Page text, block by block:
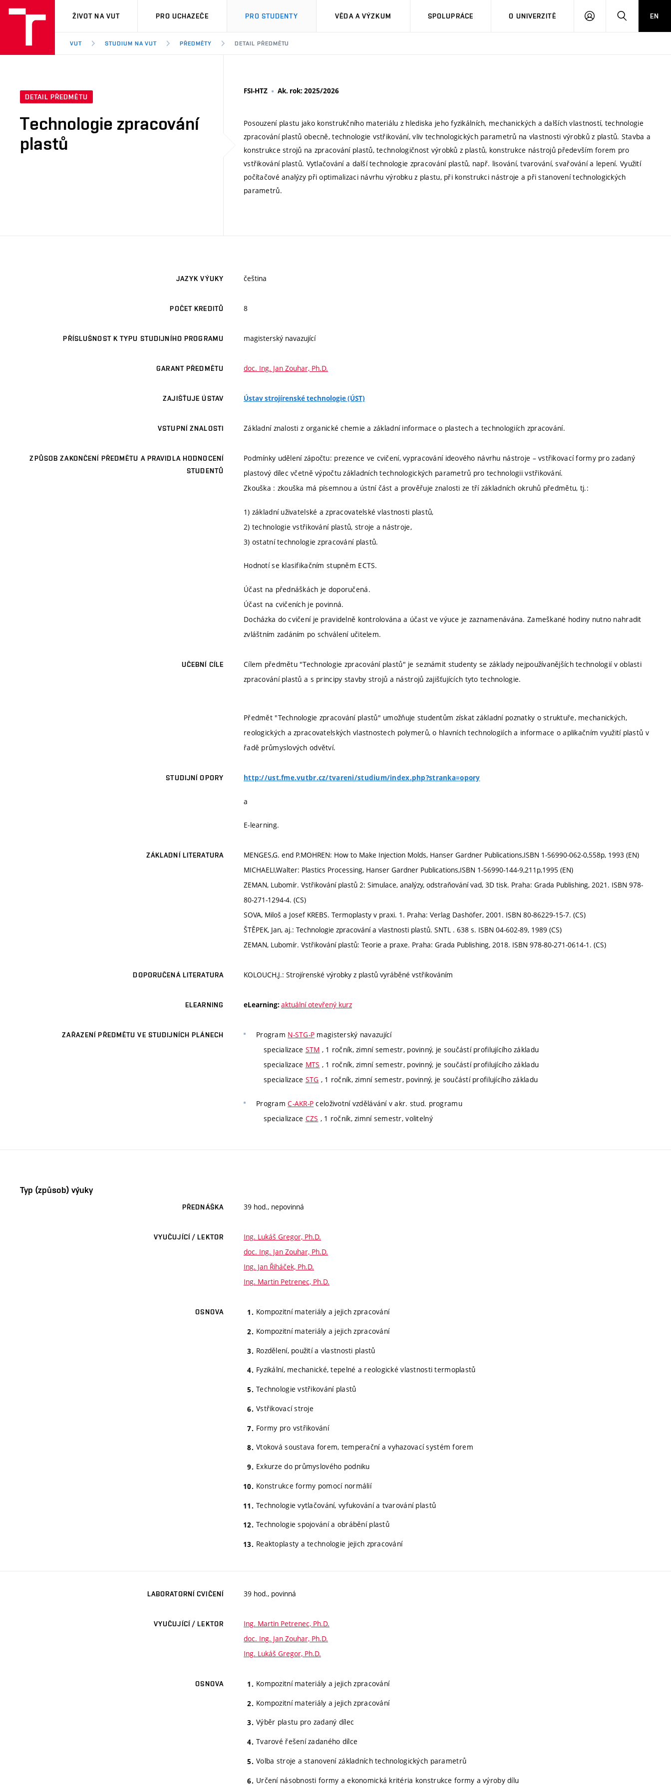
VUT
ŽIVOT NA VUT PRO UCHAZEČE PRO STUDENTY VĚDA A VÝZKUM SPOLUPRÁCE O UNIVERZITĚ
PŘIHLÁSIT HLEDATEN
VUT STUDIUM NA VUT PŘEDMĚTY DETAIL PŘEDMĚTU
DETAIL PŘEDMĚTU
Technologie zpracování
plastů
FSI-HTZ Ak. rok: 2025/2026
Posouzení plastu jako konstrukčního materiálu z hlediska jeho fyzikálních, mechanických a dalších vlastností, technologie
zpracování plastů obecně, technologie vstřikování, vliv technologických parametrů na vlastnosti výrobků z plastů. Stavba a
konstrukce strojů na zpracování plastů, technologičnost výrobků z plastů, konstrukce nástrojů především forem pro
vstřikování plastů. Vytlačování a další technologie zpracování plastů, např. lisování, tvarování, svařování a lepení. Využití
počítačové analýzy při optimalizaci návrhu výrobku z plastu, při konstrukci nástroje a při stanovení technologických
parametrů.
JAZYK VÝUKY čeština
POČET KREDITŮ 8
PŘÍSLUŠNOST K TYPU STUDIJNÍHO PROGRAMU magisterský navazující
GARANT PŘEDMĚTU doc. Ing. Jan Zouhar, Ph.D.
ZAJIŠŤUJE ÚSTAV Ústav strojírenské technologie (ÚST)
VSTUPNÍ ZNALOSTI Základní znalosti z organické chemie a základní informace o plastech a technologiích zpracování.
ZPŮSOB ZAKONČENÍ PŘEDMĚTU A PRAVIDLA HODNOCENÍ
STUDENTŮ
Podmínky udělení zápočtu: prezence ve cvičení, vypracování ideového návrhu nástroje – vstřikovací formy pro zadaný
plastový dílec včetně výpočtu základních technologických parametrů pro technologii vstřikování.
Zkouška : zkouška má písemnou a ústní část a prověřuje znalosti ze tří základních okruhů předmětu, tj.:
1) základní uživatelské a zpracovatelské vlastnosti plastů,
2) technologie vstřikování plastů, stroje a nástroje,
3) ostatní technologie zpracování plastů.
Hodnotí se klasifikačním stupněm ECTS.
Účast na přednáškách je doporučená.
Účast na cvičeních je povinná.
Docházka do cvičení je pravidelně kontrolována a účast ve výuce je zaznamenávána. Zameškané hodiny nutno nahradit
zvláštním zadáním po schválení učitelem.
UČEBNÍ CÍLE
Cílem předmětu "Technologie zpracování plastů" je seznámit studenty se základy nejpoužívanějších technologií v oblasti
zpracování plastů a s principy stavby strojů a nástrojů zajišťujících tyto technologie.
Předmět "Technologie zpracování plastů" umožňuje studentům získat základní poznatky o struktuře, mechanických,
reologických a zpracovatelských vlastnostech polymerů, o hlavních technologiích a informace o aplikačním využití plastů v
řadě průmyslových odvětví.
STUDIJNÍ OPORY http://ust.fme.vutbr.cz/tvareni/studium/index.php?stranka=opory
a
E-learning.
ZÁKLADNÍ LITERATURA
MENGES,G. end P.MOHREN: How to Make Injection Molds, Hanser Gardner Publications,ISBN 1-56990-062-0,558p, 1993 (EN)
MICHAELI,Walter: Plastics Processing, Hanser Gardner Publications,ISBN 1-56990-144-9,211p,1995 (EN)
ZEMAN, Lubomír. Vstřikování plastů 2: Simulace, analýzy, odstraňování vad, 3D tisk. Praha: Grada Publishing, 2021. ISBN 978-
80-271-1294-4. (CS)
SOVA, Miloš a Josef KREBS. Termoplasty v praxi. 1. Praha: Verlag Dashöfer, 2001. ISBN 80-86229-15-7. (CS)
ŠTĚPEK, Jan, aj.: Technologie zpracování a vlastnosti plastů. SNTL . 638 s. ISBN 04-602-89, 1989 (CS)
ZEMAN, Lubomír. Vstřikování plastů: Teorie a praxe. Praha: Grada Publishing, 2018. ISBN 978-80-271-0614-1. (CS)
DOPORUČENÁ LITERATURA KOLOUCH,J.: Strojírenské výrobky z plastů vyráběné vstřikováním
ELEARNING eLearning: aktuální otevřený kurz
ZAŘAZENÍ PŘEDMĚTU VE STUDIJNÍCH PLÁNECH Program N-STG-P magisterský navazující
specializace STM , 1 ročník, zimní semestr, povinný, je součástí profilujícího základu
specializace MTS , 1 ročník, zimní semestr, povinný, je součástí profilujícího základu
specializace STG , 1 ročník, zimní semestr, povinný, je součástí profilujícího základu
ProgramC-AKR-P celoživotní vzdělávání v akr. stud. programu
specializace CZS , 1 ročník, zimní semestr, volitelný
Typ (způsob) výuky
PŘEDNÁŠKA 39 hod., nepovinná
VYUČUJÍCÍ / LEKTOR
Ing. Lukáš Gregor, Ph.D.
doc. Ing. Jan Zouhar, Ph.D.
Ing. Jan Řiháček, Ph.D.
Ing. Martin Petrenec, Ph.D.
OSNOVA Kompozitní materiály a jejich zpracování
Kompozitní materiály a jejich zpracování
Rozdělení, použití a vlastnosti plastů
Fyzikální, mechanické, tepelné a reologické vlastnosti termoplastů
Technologie vstřikování plastů
Vstřikovací stroje
Formy pro vstřikování
Vtoková soustava forem, temperační a vyhazovací systém forem
Exkurze do průmyslového podniku
Konstrukce formy pomocí normálií
Technologie vytlačování, vyfukování a tvarování plastů
Technologie spojování a obrábění plastů
Reaktoplasty a technologie jejich zpracování
LABORATORNÍ CVIČENÍ 39 hod., povinná
VYUČUJÍCÍ / LEKTOR
Ing. Martin Petrenec, Ph.D.
doc. Ing. Jan Zouhar, Ph.D.
Ing. Lukáš Gregor, Ph.D.
OSNOVA Kompozitní materiály a jejich zpracování
Kompozitní materiály a jejich zpracování
Výběr plastu pro zadaný dílec
Tvarové řešení zadaného dílce
Volba stroje a stanovení základních technologických parametrů
Určení násobnosti formy a ekonomická kritéria konstrukce formy a výroby dílu